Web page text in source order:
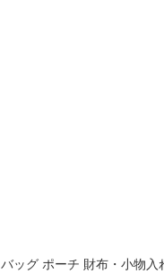
バッグ ポーチ 財布・小物入